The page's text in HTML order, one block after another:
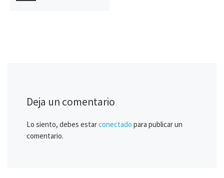
Deja un comentario
Lo siento, debes estarconectado para publicar un
comentario.